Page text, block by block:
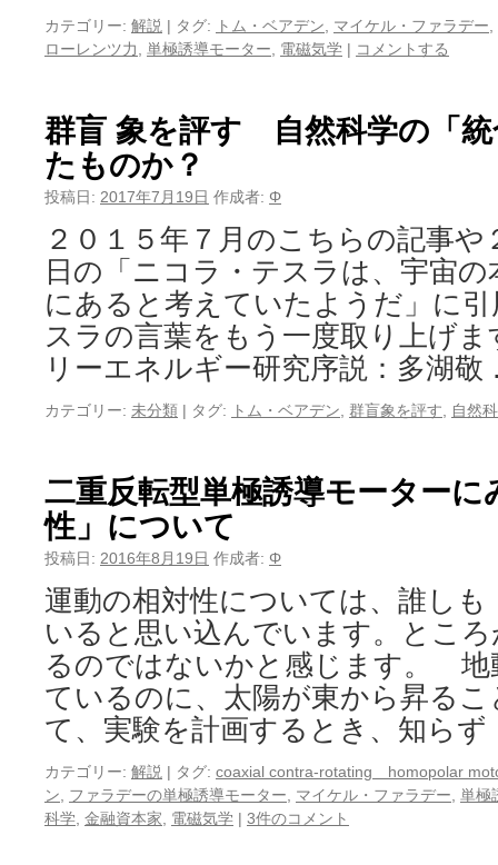
カテゴリー: 解説 | タグ: トム・ベアデン マイケル・ファラデー
ローレンツ力
単極誘導モーター 電磁気学 | コメントする
群盲 象を評す 自然科学の「統
たものか？
投稿日: 2017年7月19日 作成者: Φ
２０１５年７月のこちらの記事や
日の「ニコラ・テスラは、宇宙
にあると考えていたようだ」に
スラの言葉をもう一度取り上
リーエネルギー研究序説：多湖
カテゴリー: 未分類 | タグ: トム・ベアデン 群盲象を評す 自然
二重反転型単極誘導モーターに
性」について
投稿日: 2016年8月19日 作成者: Φ
運動の相対性については、誰しも
いると思い込んでいます。とこ
るのではないかと感じます。 地
ているのに、太陽が東から昇る
て、実験を計画するとき、知ら
カテゴリー: 解説 | タグ: coaxial contra-rotating homopolar
ン
ファラデーの単極誘導モーター マイケル・ファラデー 単極
科学 金融資本家 電磁気学 | 3件のコメント